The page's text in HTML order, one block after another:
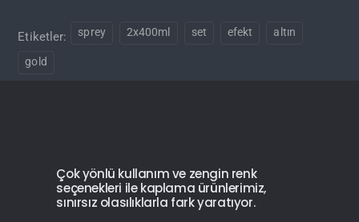
Etiketler: sprey 2x400ml set efekt altın
gold
Çok yönlü kullanım ve zengin renk
seçenekleri ile kaplama ürünlerimiz,
sınırsız olasılıklarla fark yaratıyor.